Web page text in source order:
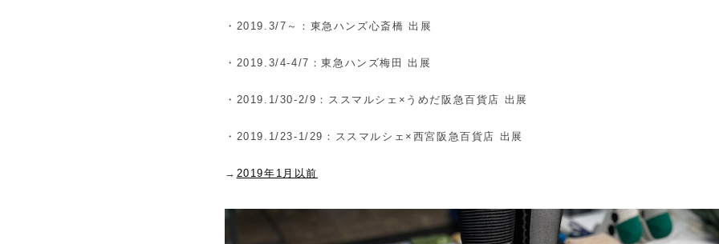
・2019.3/7～：東急ハンズ心斎橋 出展
・2019.3/4-4/7：東急ハンズ梅田 出展
・2019.1/30-2/9：ススマルシェ×うめだ阪急百貨店 出展
・2019.1/23-1/29：ススマルシェ×西宮阪急百貨店 出展
→ 2019年1月以前